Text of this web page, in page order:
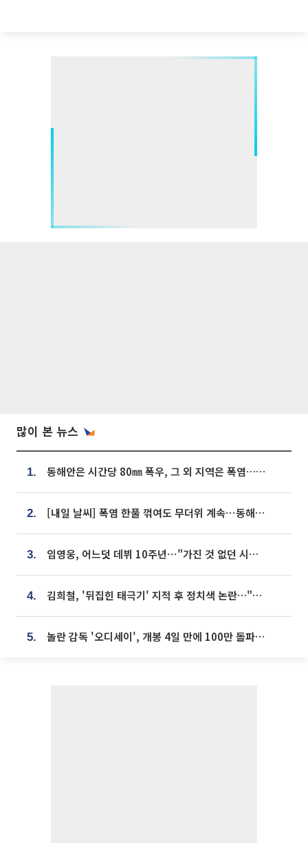
많이 본 뉴스
1. 동해안은 시간당 80㎜ 폭우, 그 외 지역은 폭염…‘극과 극 날씨’
2. [내일 날씨] 폭염 한풀 꺾여도 무더위 계속⋯동해안 이틀 연속 비
3. 임영웅, 어느덧 데뷔 10주년⋯"가진 것 없던 시절, 내 앞엔 20명의 팬뿐"
4. 김희철, '뒤집힌 태극기' 지적 후 정치색 논란…"좌우 떠나 우리나라 국기"
5. 놀란 감독 '오디세이', 개봉 4일 만에 100만 돌파⋯'왕사남' 보다 빠르다